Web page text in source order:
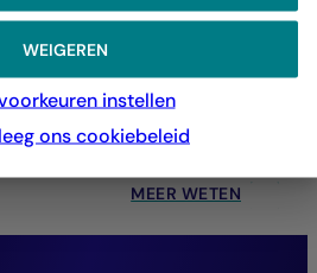
toegepast op alle
rendement te versterken.
MEER WETEN
WEIGEREN
instellen
ons cookiebeleid